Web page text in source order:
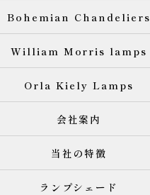
Bohemian Chandeliers
William Morris lamps
Orla Kiely Lamps
会社案内
当社の特徴
ランプシェード